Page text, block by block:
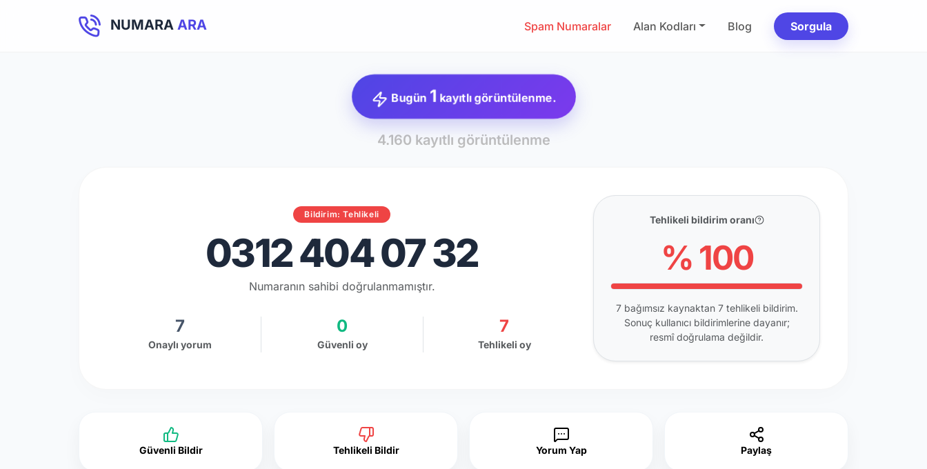
NUMARA ARA Spam Numaralar Alan Kodları Blog Sorgula
Bugün 1 kayıtlı görüntülenme.
4.160 kayıtlı görüntülenme
Bildirim: Tehlikeli
0312 404 07 32
Numaranın sahibi doğrulanmamıştır.
7
Onaylı yorum
0
Güvenli oy
7
Tehlikeli oy
Tehlikeli bildirim oranı
% 100
7 bağımsız kaynaktan 7 tehlikeli bildirim.
Sonuç kullanıcı bildirimlerine dayanır;
resmî doğrulama değildir.
Güvenli Bildir Tehlikeli Bildir Yorum Yap Paylaş